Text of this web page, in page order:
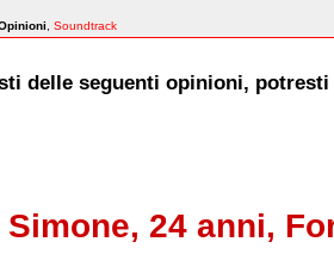
Soundtrack
delle seguenti opinioni,
24 anni,